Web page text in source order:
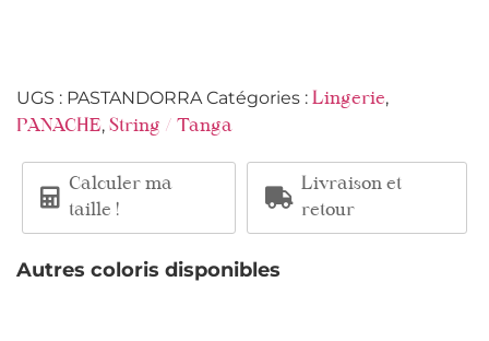
UGS : PASTANDORRA Catégories : Lingerie,
PANACHE, String / Tanga
Calculer ma
taille !
Livraison et
retour
Autres coloris disponibles